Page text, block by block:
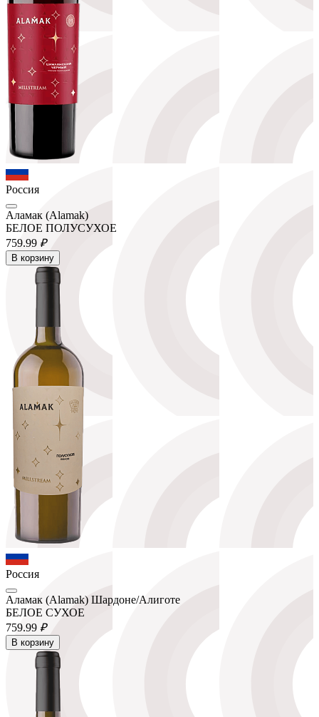
Россия
Аламак (Alamak)
БЕЛОЕ ПОЛУСУХОЕ
759.99 ₽
В корзину
Россия
Аламак (Alamak) Шардоне/Алиготе
БЕЛОЕ СУХОЕ
759.99 ₽
В корзину